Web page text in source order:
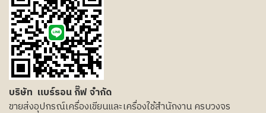
บริษัท แบร์รอน กิ๊ฟ จำกัด
ขายส่งอุปกรณ์เครื่องเขียนและเครื่องใช้สำนักงาน ครบวงจร